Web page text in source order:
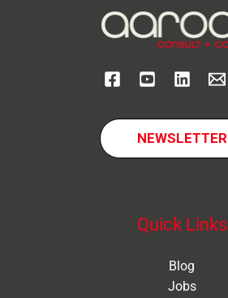
NEWSLETTER
Quick Links
Blog
Jobs